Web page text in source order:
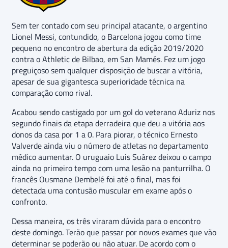
Sem ter contado com seu principal atacante, o argentino
Lionel Messi, contundido, o Barcelona jogou como time
pequeno no encontro de abertura da edição 2019/2020
contra o Athletic de Bilbao, em San Mamés. Fez um jogo
preguiçoso sem qualquer disposição de buscar a vitória,
apesar de sua gigantesca superioridade técnica na
comparação como rival.
Acabou sendo castigado por um gol do veterano Aduriz nos
segundo finais da etapa derradeira que deu a vitória aos
donos da casa por 1 a 0. Para piorar, o técnico Ernesto
Valverde ainda viu o número de atletas no departamento
médico aumentar. O uruguaio Luis Suárez deixou o campo
ainda no primeiro tempo com uma lesão na panturrilha. O
francês Ousmane Dembelé foi até o final, mas foi
detectada uma contusão muscular em exame após o
confronto.
Dessa maneira, os três viraram dúvida para o encontro
deste domingo. Terão que passar por novos exames que vão
determinar se poderão ou não atuar. De acordo com o